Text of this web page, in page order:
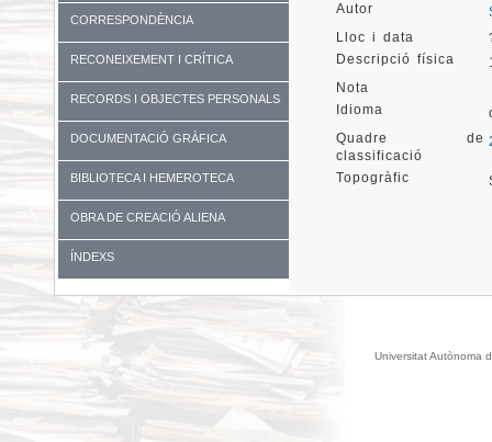
CORRESPONDÈNCIA
RECONEIXEMENT I CRÍTICA
RECORDS I OBJECTES PERSONALS
DOCUMENTACIÓ GRÀFICA
BIBLIOTECA I HEMEROTECA
OBRA DE CREACIÓ ALIENA
ÍNDEXS
Autor
Lloc i data
Descripció física
Nota
Idioma
Quadre de
classificació
Topogràfic
Universitat Autònoma